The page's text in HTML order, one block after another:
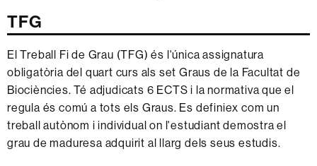
TFG
El Treball Fi de Grau (TFG) és l'única assignatura
obligatòria del quart curs als set Graus de la Facultat de
Biociències. Té adjudicats 6 ECTS i la normativa que el
regula és comú a tots els Graus. Es definiex com un
treball autònom i individual on l'estudiant demostra el
grau de maduresa adquirit al llarg dels seus estudis.